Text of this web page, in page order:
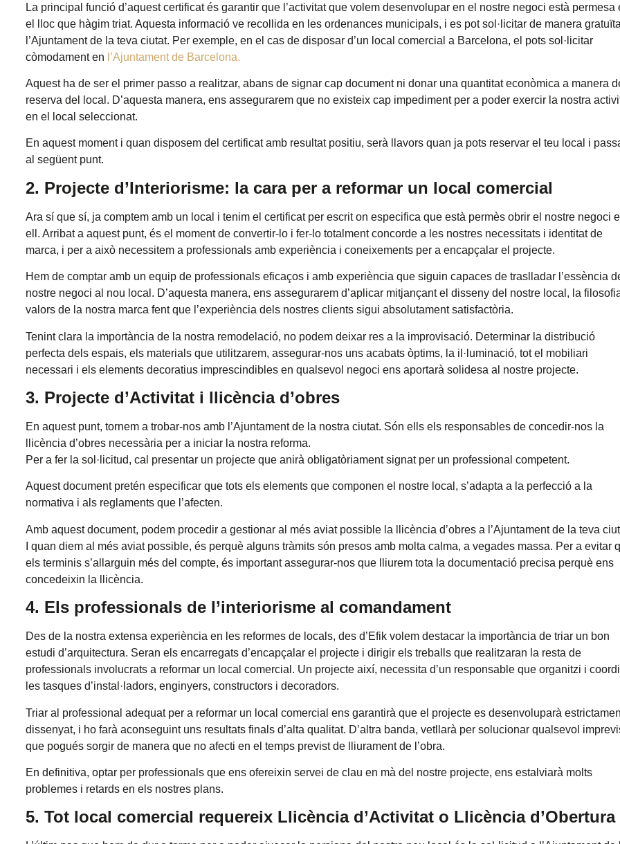
La principal funció d’aquest certificat és garantir que l’activitat que volem desenvolupar en el nostre negoci està permesa
el lloc que hàgim triat. Aquesta informació ve recollida en les ordenances municipals, i es pot sol·licitar de manera
l’Ajuntament de la teva ciutat. Per exemple, en el cas de disposar d’un local comercial a Barcelona, el pots sol·licitar
còmodament en l’Ajuntament de Barcelona.
Aquest ha de ser el primer passo a realitzar, abans de signar cap document ni donar una quantitat econòmica a manera
reserva del local. D’aquesta manera, ens assegurarem que no existeix cap impediment per a poder exercir la nostra
en el local seleccionat.
En aquest moment i quan disposem del certificat amb resultat positiu, serà llavors quan ja pots reservar el teu local i
al següent punt.
2. Projecte d’Interiorisme: la cara per a reformar un local comercial
Ara sí que sí, ja comptem amb un local i tenim el certificat per escrit on especifica que està permès obrir el nostre negoci
ell. Arribat a aquest punt, és el moment de convertir-lo i fer-lo totalment concorde a les nostres necessitats i identitat de
marca, i per a això necessitem a professionals amb experiència i coneixements per a encapçalar el projecte.
Hem de comptar amb un equip de professionals eficaços i amb experiència que siguin capaces de traslladar l’essència
nostre negoci al nou local. D’aquesta manera, ens assegurarem d’aplicar mitjançant el disseny del nostre local, la
valors de la nostra marca fent que l’experiència dels nostres clients sigui absolutament satisfactòria.
Tenint clara la importància de la nostra remodelació, no podem deixar res a la improvisació. Determinar la distribució
perfecta dels espais, els materials que utilitzarem, assegurar-nos uns acabats òptims, la il·luminació, tot el mobiliari
necessari i els elements decoratius imprescindibles en qualsevol negoci ens aportarà solidesa al nostre projecte.
3. Projecte d’Activitat i llicència d’obres
En aquest punt, tornem a trobar-nos amb l’Ajuntament de la nostra ciutat. Són ells els responsables de concedir-nos la
llicència d’obres necessària per a iniciar la nostra reforma.
Per a fer la sol·licitud, cal presentar un projecte que anirà obligatòriament signat per un professional competent.
Aquest document pretén especificar que tots els elements que componen el nostre local, s’adapta a la perfecció a la
normativa i als reglaments que l’afecten.
Amb aquest document, podem procedir a gestionar al més aviat possible la llicència d’obres a l’Ajuntament de la teva
I quan diem al més aviat possible, és perquè alguns tràmits són presos amb molta calma, a vegades massa. Per a evitar
els terminis s’allarguin més del compte, és important assegurar-nos que lliurem tota la documentació precisa perquè ens
concedeixin la llicència.
4. Els professionals de l’interiorisme al comandament
Des de la nostra extensa experiència en les reformes de locals, des d’Efik volem destacar la importància de triar un bon
estudi d’arquitectura. Seran els encarregats d’encapçalar el projecte i dirigir els treballs que realitzaran la resta de
professionals involucrats a reformar un local comercial. Un projecte així, necessita d’un responsable que organitzi i
les tasques d’instal·ladors, enginyers, constructors i decoradors.
Triar al professional adequat per a reformar un local comercial ens garantirà que el projecte es desenvoluparà
dissenyat, i ho farà aconseguint uns resultats finals d’alta qualitat. D’altra banda, vetllarà per solucionar qualsevol
que pogués sorgir de manera que no afecti en el temps previst de lliurament de l’obra.
En definitiva, optar per professionals que ens ofereixin servei de clau en mà del nostre projecte, ens estalviarà molts
problemes i retards en els nostres plans.
5. Tot local comercial requereix Llicència d’Activitat o Llicència d’Obertura